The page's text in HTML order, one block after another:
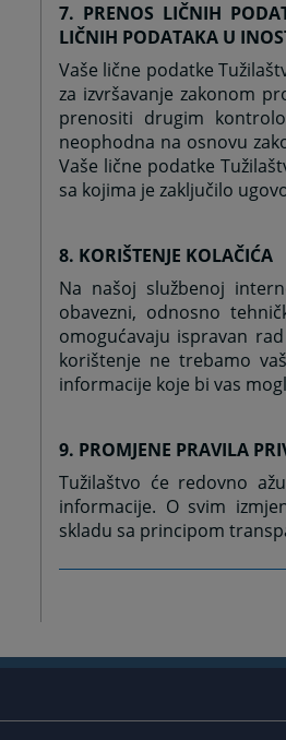
7. PRENOS LIČNIH
LIČNIH PODATAKA U
Vaše lične podatke
za izvršavanje zakonom
prenositi drugim
neophodna na osnovu
Vaše lične podatke
sa kojima je zaključilo
8. KORIŠTENJE KOLAČIĆA
Na našoj službenoj
obavezni, odnosno
omogućavaju ispravan
korištenje ne trebamo
informacije koje bi vas
9. PROMJENE PRAVILA
Tužilaštvo će redovno
informacije. O svim
skladu sa principom